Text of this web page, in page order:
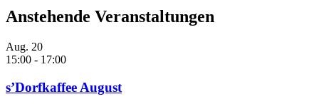
Anstehende Veranstaltungen
Aug. 20
15:00 - 17:00
s’Dorfkaffee August